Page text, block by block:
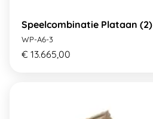
Speelcombinatie Plataan (2)
WP-A6-3
€ 13.665,00